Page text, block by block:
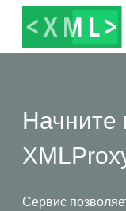
Начните
Cервис